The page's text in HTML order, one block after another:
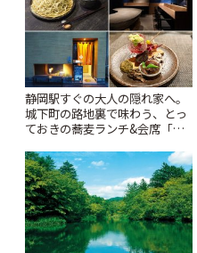
静岡駅すぐの大人の隠れ家へ。
城下町の路地裏で味わう、とっ
ておきの蕎麦ランチ&会席「手